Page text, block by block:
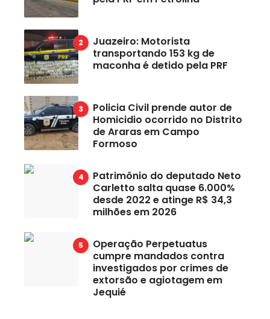
Juazeiro: Motorista
transportando 153 kg de
maconha é detido pela PRF
Policia Civil prende autor de
Homicidio ocorrido no Distrito
de Araras em Campo
Formoso
Patrimônio do deputado Neto
Carletto salta quase 6.000%
desde 2022 e atinge R$ 34,3
milhões em 2026
Operação Perpetuatus
cumpre mandados contra
investigados por crimes de
extorsão e agiotagem em
Jequié